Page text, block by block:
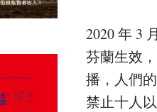
2020 年 3
芬蘭生效
播，人們
禁止十人